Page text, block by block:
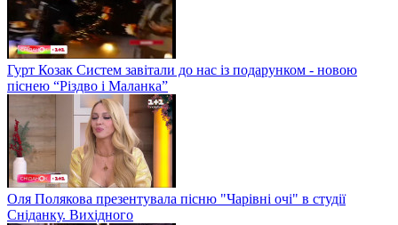
Гурт Козак Систем завітали до нас із подарунком - новою
піснею “Різдво і Маланка”
Оля Полякова презентувала пісню "Чарівні очі" в студії
Сніданку. Вихідного